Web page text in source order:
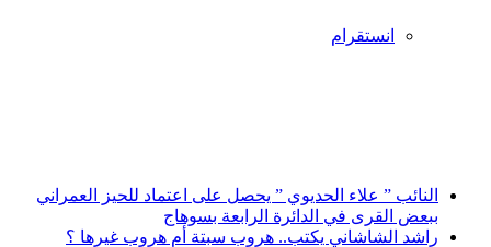
انستقرام
النائب ” علاء الحديوي ” يحصل على اعتماد للحيز العمراني
ببعض القرى في الدائرة الرابعة بسوهاج
راشد الشاشاني يكتب.. هروب سبتة أم هروب غيرها ؟